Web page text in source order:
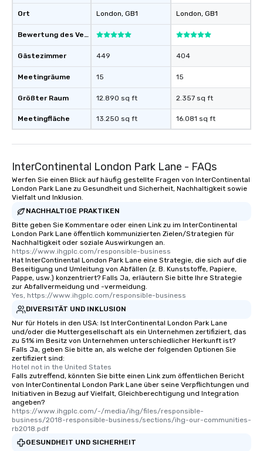
Ort
Bewertung des Veranstaltungsortes
Gästezimmer
Meetingräume
Größter Raum
Meetingfläche
London, GB1
449
15
12.890 sq ft
13.250 sq ft
London, GB1
404
15
2.357 sq ft
16.081 sq ft
InterContinental London Park Lane - FAQs
Werfen Sie einen Blick auf häufig gestellte Fragen von InterContinental
London Park Lane zu Gesundheit und Sicherheit, Nachhaltigkeit sowie
Vielfalt und Inklusion.
NACHHALTIGE PRAKTIKEN
Bitte geben Sie Kommentare oder einen Link zu im InterContinental
London Park Lane öffentlich kommunizierten Zielen/Strategien für
Nachhaltigkeit oder soziale Auswirkungen an.
https://www.ihgplc.com/responsible-business
Hat InterContinental London Park Lane eine Strategie, die sich auf die
Beseitigung und Umleitung von Abfällen (z. B. Kunststoffe, Papiere,
Pappe, usw.) konzentriert? Falls Ja, erläutern Sie bitte Ihre Strategie
zur Abfallvermeidung und -vermeidung.
Yes, https://www.ihgplc.com/responsible-business
DIVERSITÄT UND INKLUSION
Nur für Hotels in den USA: Ist InterContinental London Park Lane
und/oder die Muttergesellschaft als ein Unternehmen zertifiziert, das
zu 51% im Besitz von Unternehmen unterschiedlicher Herkunft ist?
Falls Ja, geben Sie bitte an, als welche der folgenden Optionen Sie
zertifiziert sind:
Hotel not in the United States
Falls zutreffend, könnten Sie bitte einen Link zum öffentlichen Bericht
von InterContinental London Park Lane über seine Verpflichtungen und
Initiativen in Bezug auf Vielfalt, Gleichberechtigung und Integration
angeben?
https://www.ihgplc.com/-/media/ihg/files/responsible-
business/2018-responsible-business/sections/ihg-our-communities-
rb2018.pdf
GESUNDHEIT UND SICHERHEIT